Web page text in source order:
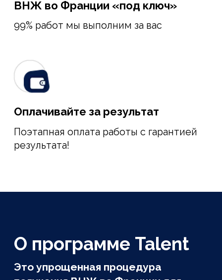
Это упрощенная процедура
получения ВНЖ во Франции для
предпринимателей, специалистов и
Франции.
ВНЖ автоматически распространяется
на супругу/супруга и
Члены семьи получают право на
официальное трудоустройство,
привилегии, доступные гражданам
Евросоюза.
В сравнении с другими
языка и выход на гражданство
Франции через 3-5 лет!
3-4 месяца
Срок получения визы